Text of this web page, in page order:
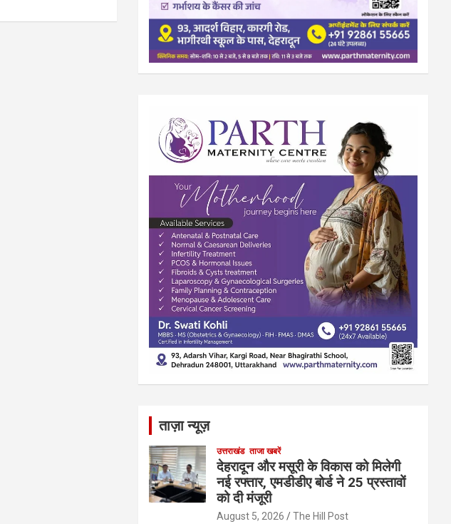
ताज़ा न्यूज़
उत्तराखंड ताजा खबरें
देहरादून और मसूरी के विकास को मिलेगी
नई रफ्तार, एमडीडीए बोर्ड ने 25 प्रस्तावों
को दी मंजूरी
August 5, 2026 The Hill Post